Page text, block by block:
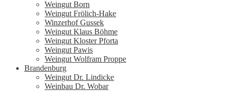
Weingut Born
Weingut Frölich-Hake
Winzerhof Gussek
Weingut Klaus Böhme
Weingut Kloster Pforta
Weingut Pawis
Weingut Wolfram Proppe
Brandenburg
Weingut Dr. Lindicke
Weinbau Dr. Wobar